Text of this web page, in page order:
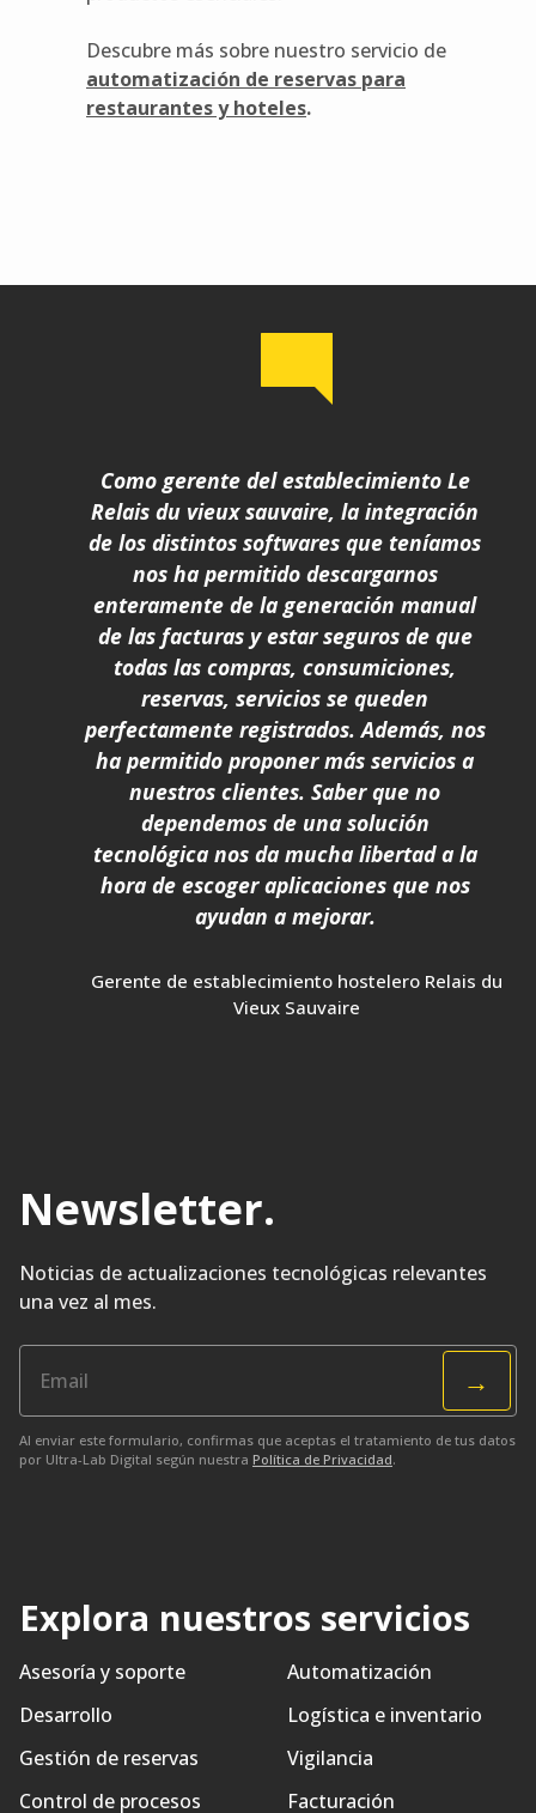
Descubre más sobre nuestro servicio de
automatización de reservas para
restaurantes y hoteles.
Como gerente del establecimiento Le
Relais du vieux sauvaire, la integración
de los distintos softwares que teníamos
nos ha permitido descargarnos
enteramente de la generación manual
de las facturas y estar seguros de que
todas las compras, consumiciones,
reservas, servicios se queden
perfectamente registrados. Además, nos
ha permitido proponer más servicios a
nuestros clientes. Saber que no
dependemos de una solución
tecnológica nos da mucha libertad a la
hora de escoger aplicaciones que nos
ayudan a mejorar.
Gerente de establecimiento hostelero Relais du
Vieux Sauvaire
Newsletter.
Noticias de actualizaciones tecnológicas relevantes
una vez al mes.
→
Al enviar este formulario, confirmas que aceptas el tratamiento de tus datos
por Ultra-Lab Digital según nuestra Política de Privacidad.
Explora nuestros servicios
Asesoría y soporte
Automatización
Desarrollo
Logística e inventario
Gestión de reservas
Vigilancia
Control de procesos
Facturación